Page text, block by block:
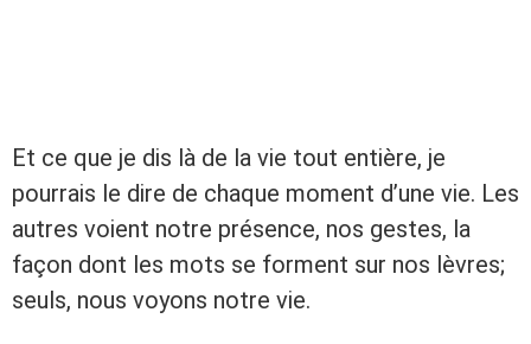
Et ce que je dis là de la vie tout entière, je
pourrais le dire de chaque moment d’une vie. Les
autres voient notre présence, nos gestes, la
façon dont les mots se forment sur nos lèvres;
seuls, nous voyons notre vie.